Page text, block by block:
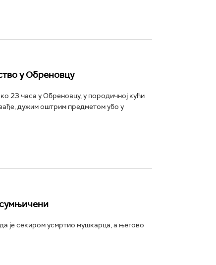
у Обреновцу
23 часа у Обреновцу, у породичној кући
дужим оштрим предметом убо у
је секиром усмртио мушкарца, а његово